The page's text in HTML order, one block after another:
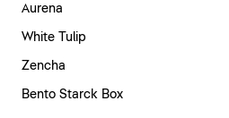
Aurena
White Tulip
Zencha
Bento Starck Box